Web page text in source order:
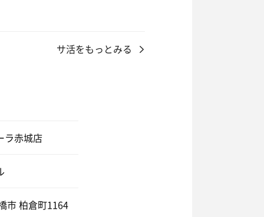
サ活をもっとみる
ラ赤城店
市 柏倉町1164